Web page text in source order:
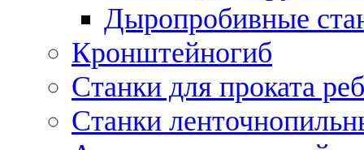
Дыропробивные
Кронштейногиб
Станки для проката
Станки